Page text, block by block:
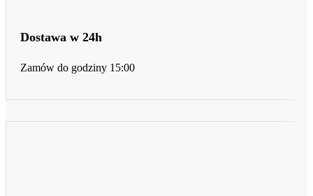
Dostawa w 24h
Zamów do godziny 15:00